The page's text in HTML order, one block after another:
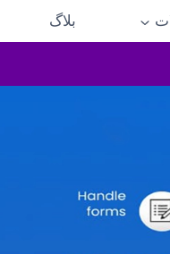
بلاگ